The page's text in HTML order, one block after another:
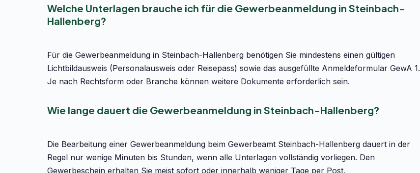
Welche Unterlagen brauche ich für die Gewerbeanmeldung in Steinbach-
Hallenberg?
Für die Gewerbeanmeldung in Steinbach-Hallenberg benötigen Sie mindestens einen gültigen
Lichtbildausweis (Personalausweis oder Reisepass) sowie das ausgefüllte Anmeldeformular GewA 1.
Je nach Rechtsform oder Branche können weitere Dokumente erforderlich sein.
Wie lange dauert die Gewerbeanmeldung in Steinbach-Hallenberg?
Die Bearbeitung einer Gewerbeanmeldung beim Gewerbeamt Steinbach-Hallenberg dauert in der
Regel nur wenige Minuten bis Stunden, wenn alle Unterlagen vollständig vorliegen. Den
Gewerbeschein erhalten Sie meist sofort oder innerhalb weniger Tage per Post.